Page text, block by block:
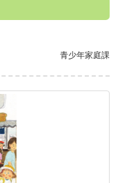
青少年家庭課